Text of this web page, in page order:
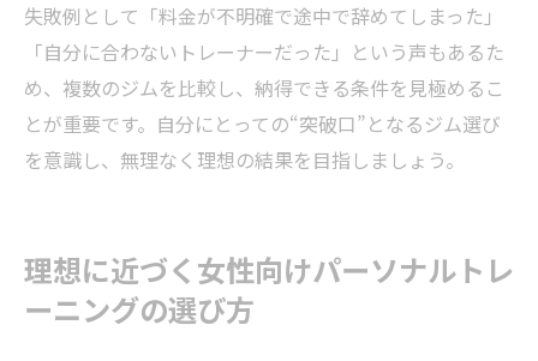
失敗例として「料金が不明確で途中で辞めてしまった」
「自分に合わないトレーナーだった」という声もあるた
め、複数のジムを比較し、納得できる条件を見極めるこ
とが重要です。自分にとっての“突破口”となるジム選び
を意識し、無理なく理想の結果を目指しましょう。
理想に近づく女性向けパーソナルトレ
ーニングの選び方